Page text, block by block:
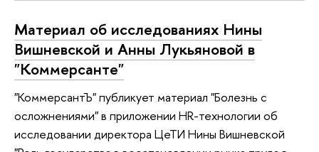
Материал об исследованиях Нины
Вишневской и Анны Лукьяновой в
"Коммерсанте"
"КоммерсантЪ" публикует материал "Болезнь с
осложнениями" в приложении HR-технологии об
исследовании директора ЦеТИ Нины Вишневской